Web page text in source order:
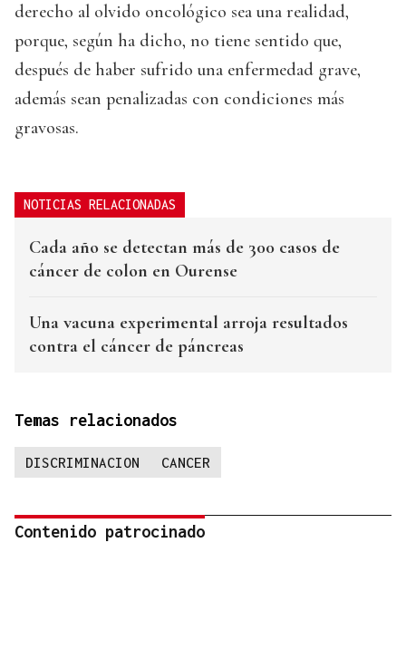
derecho al olvido oncológico sea una realidad,
porque, según ha dicho, no tiene sentido que,
después de haber sufrido una enfermedad grave,
además sean penalizadas con condiciones más
gravosas.
NOTICIAS RELACIONADAS
Cada año se detectan más de 300 casos de
cáncer de colon en Ourense
Una vacuna experimental arroja resultados
contra el cáncer de páncreas
Temas relacionados
DISCRIMINACION CANCER
Contenido patrocinado